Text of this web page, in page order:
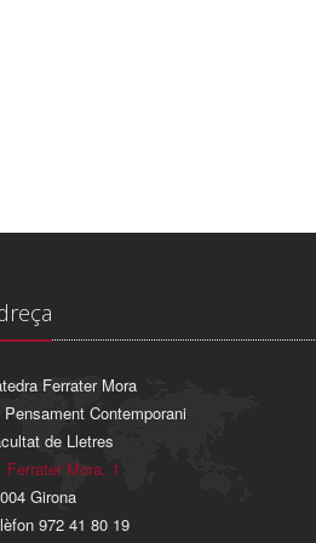
Ferrater Mora
Pensament Contemporani
de Lletres
Ferrater Mora, 1
Girona
972 41 80 19